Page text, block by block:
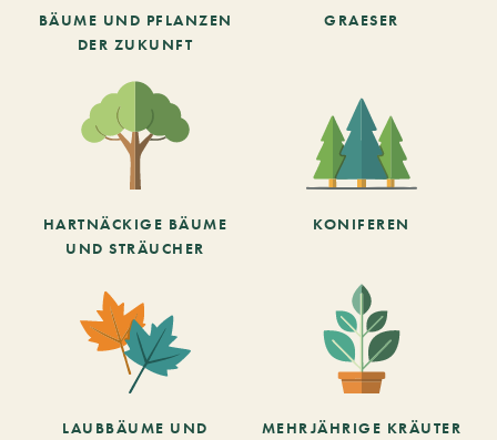
BÄUME UND PFLANZEN
DER ZUKUNFT
GRAESER
HARTNÄCKIGE BÄUME
UND STRÄUCHER
KONIFEREN
LAUBBÄUME UND
MEHRJÄHRIGE KRÄUTER